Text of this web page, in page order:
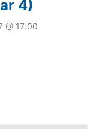
4)
@ 17:00